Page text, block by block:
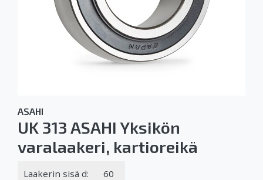
ASAHI
UK 313 ASAHI Yksikön
varalaakeri, kartioreikä
Laakerin sisä d: 60